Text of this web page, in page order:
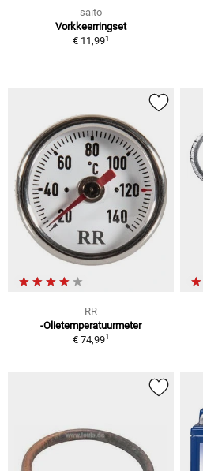
saito
Vorkkeerringset
€ 11,991
RR
-Olietemperatuurmeter
€ 74,991